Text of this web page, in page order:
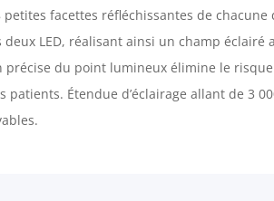
petites facettes réfléchissantes de
LED, réalisant ainsi un champ éclairé
précise du point lumineux élimine le risque
patients. Étendue d’éclairage allant de 3